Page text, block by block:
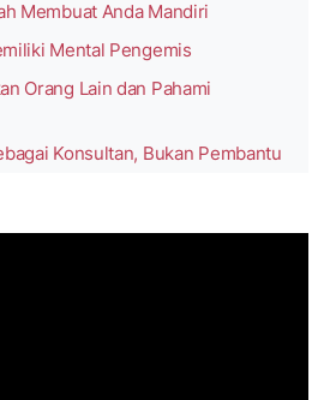
Membuat Anda Mandiri
Mental Pengemis
Orang Lain dan Pahami
Konsultan, Bukan Pembantu